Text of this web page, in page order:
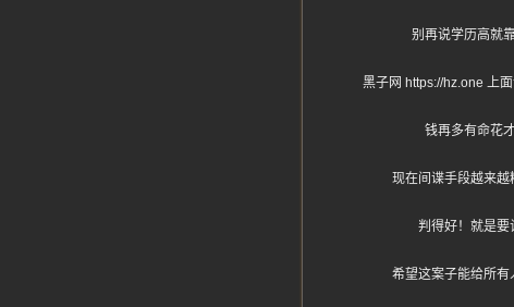
别再说学历高就
黑子网 https://hz.one 上
钱再多有命花
现在间谍手段越来越
判得好！就是要
希望这案子能给所有